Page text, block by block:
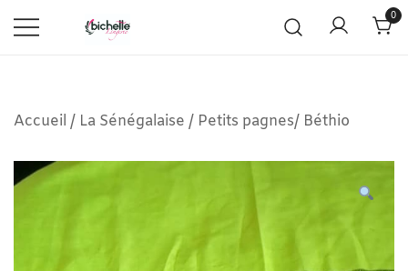
0
Accueil / La Sénégalaise / Petits pagnes/ Béthio